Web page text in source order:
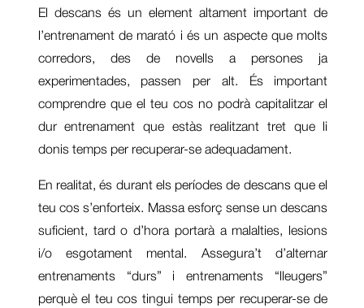
El descans és un element altament important de
l’entrenament de marató i és un aspecte que molts
corredors, des de novells a persones ja
experimentades, passen per alt. És important
comprendre que el teu cos no podrà capitalitzar el
dur entrenament que estàs realitzant tret que li
donis temps per recuperar-se adequadament.
En realitat, és durant els períodes de descans que el
teu cos s’enforteix. Massa esforç sense un descans
suficient, tard o d’hora portarà a malalties, lesions
i/o esgotament mental. Assegura’t d’alternar
entrenaments “durs” i entrenaments “lleugers”
perquè el teu cos tingui temps per recuperar-se de